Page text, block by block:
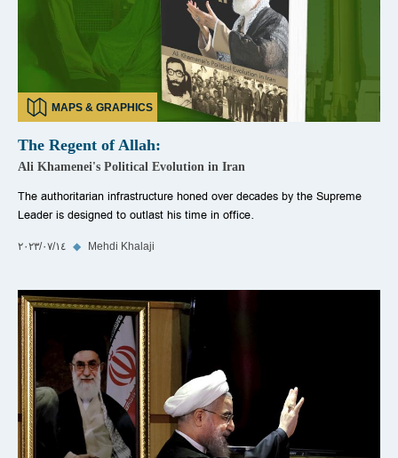
MAPS & GRAPHICS
The Regent of Allah:
Ali Khamenei's Political Evolution in Iran
The authoritarian infrastructure honed over decades by the Supreme
Leader is designed to outlast his time in office.
١٤‏/٠٧‏/٢٠٢٣ ◆ Mehdi Khalaji